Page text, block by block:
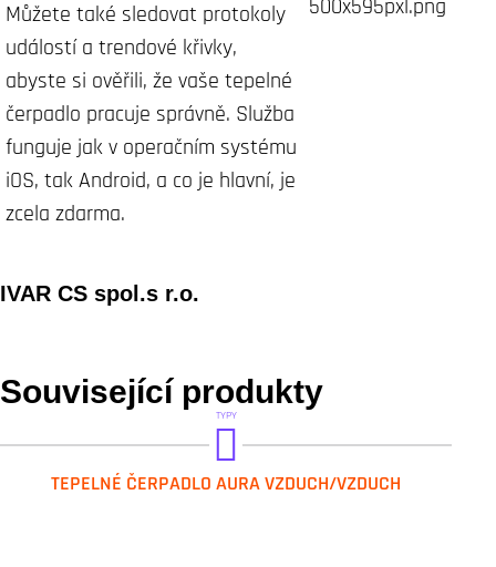
Můžete také sledovat protokoly
událostí a trendové křivky,
abyste si ověřili, že vaše tepelné
čerpadlo pracuje správně. Služba
funguje jak v operačním systému
iOS, tak Android, a co je hlavní, je
zcela zdarma.
IVAR CS spol.s r.o.
Související produkty
TYPY
TEPELNÉ ČERPADLO AURA VZDUCH/VZDUCH